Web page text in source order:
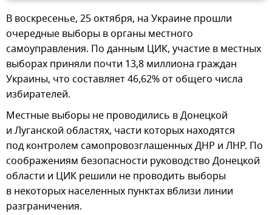
В воскресенье, 25 октября, на Украине прошли
очередные выборы в органы местного
самоуправления. По данным ЦИК, участие в местных
выборах приняли почти 13,8 миллиона граждан
Украины, что составляет 46,62% от общего числа
избирателей.
Местные выборы не проводились в Донецкой
и Луганской областях, части которых находятся
под контролем самопровозглашенных ДНР и ЛНР. По
соображениям безопасности руководство Донецкой
области и ЦИК решили не проводить выборы
в некоторых населенных пунктах вблизи линии
разграничения.